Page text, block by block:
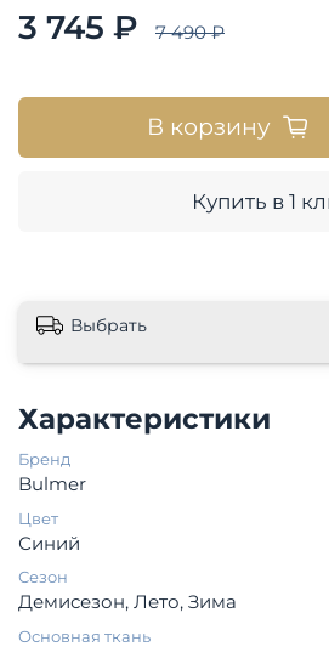
3 745 ₽ 7 490 ₽
В корзину
Купить в 1
Выбрать
Характеристики
Бренд
Bulmer
Цвет
Синий
Сезон
Демисезон, Лето, Зима
Основная ткань